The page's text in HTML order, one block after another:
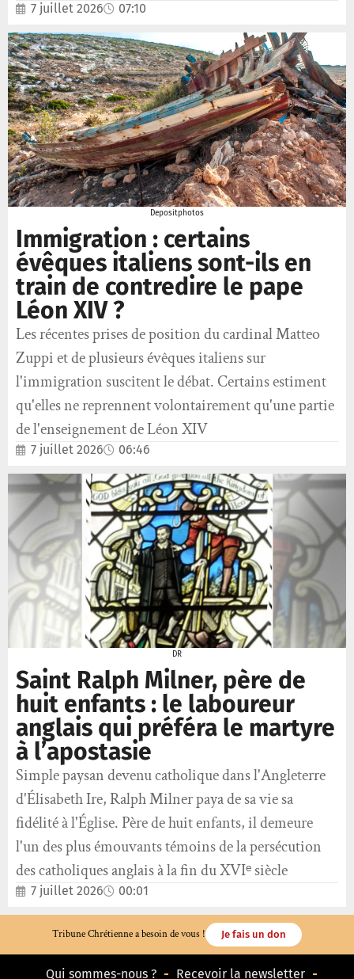
7 juillet 2026 07:10
Depositphotos
Immigration : certains
évêques italiens sont-ils en
train de contredire le pape
Léon XIV ?
Les récentes prises de position du cardinal Matteo
Zuppi et de plusieurs évêques italiens sur
l'immigration suscitent le débat. Certains estiment
qu'elles ne reprennent volontairement qu'une partie
de l'enseignement de Léon XIV
7 juillet 2026 06:46
DR
Saint Ralph Milner, père de
huit enfants : le laboureur
anglais qui préféra le martyre
à l’apostasie
Simple paysan devenu catholique dans l'Angleterre
d'Élisabeth Ire, Ralph Milner paya de sa vie sa
fidélité à l'Église. Père de huit enfants, il demeure
l'un des plus émouvants témoins de la persécution
des catholiques anglais à la fin du XVIᵉ siècle
7 juillet 2026 00:01
Tribune Chrétienne a besoin de vous ! Je fais un don
Qui sommes-nous ? Recevoir la newsletter